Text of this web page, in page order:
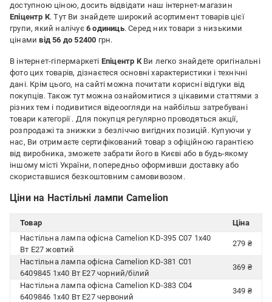
доступною ціною, досить відвідати наш інтернет-магазин
Епіцентр К. Тут Ви знайдете широкий асортимент товарів цієї
групи, який налічує 6 одиниць. Серед них товари з низькими
цінамивід 56 до 52400 грн.
В інтернет-гіпермаркеті Епіцентр КВи легко знайдете оригінальні
фото цих товарів, дізнаєтеся основні характеристики і технічні
дані. Крім цього, на сайті можна почитати корисні відгуки від
покупців. Також тут можна ознайомитися з цікавими статтями з
різних тем і подивитися відеоогляди на найбільш затребувані
товари категорії . Для покупця регулярно проводяться акції,
розпродажі та знижки з безліччю вигідних позицій. Купуючи у
нас, Ви отримаєте сертифікований товар з офіційною гарантією
від виробника, зможете забрати його в Києві або в будь-якому
іншому місті України, попередньо оформивши доставку або
скориставшися безкоштовним самовивозом.
Ціни на Настільні лампи Camelion
Товар
Ціна
Настільна лампа офісна Camelion KD-395 C07 1x40
Вт E27 жовтий
279 ₴
Настільна лампа офісна Camelion KD-381 C01
6409845 1x40 Вт E27 чорний/білий
369 ₴
Настільна лампа офісна Camelion KD-383 C04
6409846 1x40 Вт E27 червоний
349 ₴